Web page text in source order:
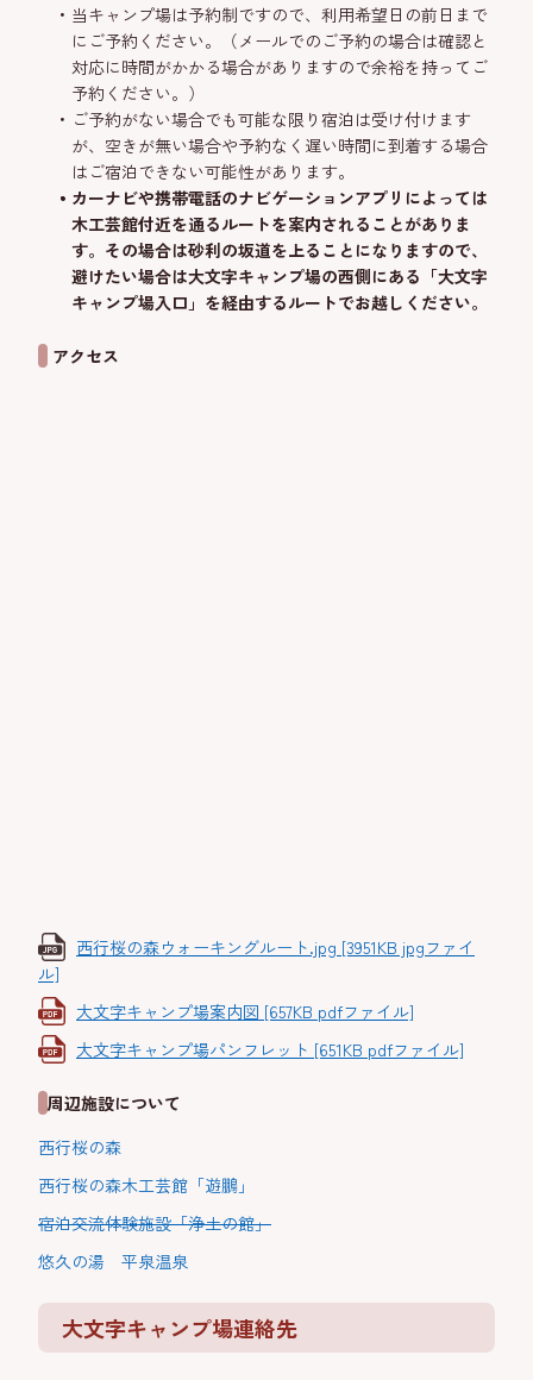
当キャンプ場は予約制ですので、利用希望日の前日まで
にご予約ください。（メールでのご予約の場合は確認と
対応に時間がかかる場合がありますので余裕を持ってご
予約ください。）
ご予約がない場合でも可能な限り宿泊は受け付けます
が、空きが無い場合や予約なく遅い時間に到着する場合
はご宿泊できない可能性があります。
カーナビや携帯電話のナビゲーションアプリによっては
木工芸館付近を通るルートを案内されることがありま
す。その場合は砂利の坂道を上ることになりますので、
避けたい場合は大文字キャンプ場の西側にある「大文字
キャンプ場入口」を経由するルートでお越しください。
アクセス
西行桜の森ウォーキングルート.jpg [3951KB jpgファイ
ル]
大文字キャンプ場案内図 [657KB pdfファイル]
大文字キャンプ場パンフレット [651KB pdfファイル]
周辺施設について
西行桜の森
西行桜の森木工芸館「遊鵬」
宿泊交流体験施設「浄土の館」
悠久の湯 平泉温泉
大文字キャンプ場連絡先